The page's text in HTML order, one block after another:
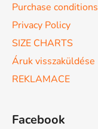
Purchase conditions
Privacy Policy
SIZE CHARTS
Áruk visszaküldése
REKLAMACE
Facebook